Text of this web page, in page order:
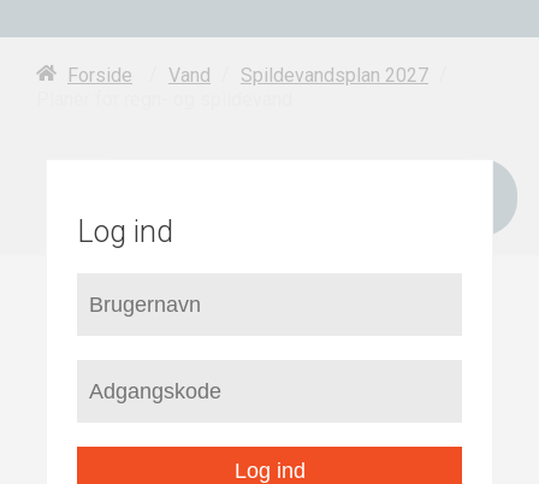
Forside Vand Spildevandsplan 2027
Log ind
Log ind